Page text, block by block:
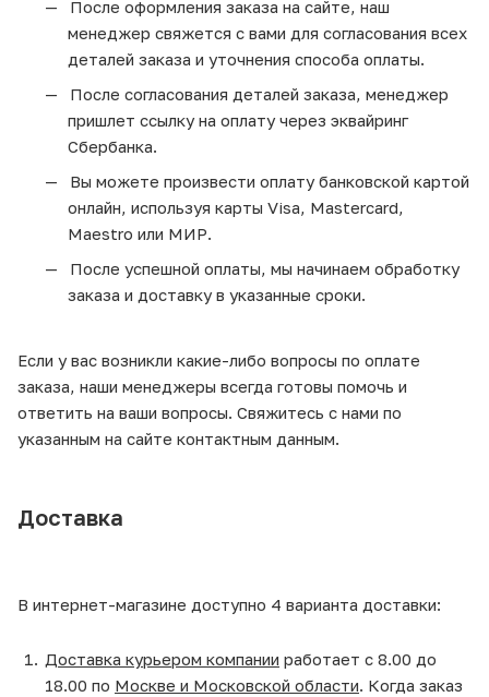
После оформления заказа на сайте, наш
менеджер свяжется с вами для согласования всех
деталей заказа и уточнения способа оплаты.
После согласования деталей заказа, менеджер
пришлет ссылку на оплату через эквайринг
Сбербанка.
Вы можете произвести оплату банковской картой
онлайн, используя карты Visa, Mastercard,
Maestro или МИР.
После успешной оплаты, мы начинаем обработку
заказа и доставку в указанные сроки.
Если у вас возникли какие-либо вопросы по оплате
заказа, наши менеджеры всегда готовы помочь и
ответить на ваши вопросы. Свяжитесь с нами по
указанным на сайте контактным данным.
Доставка
В интернет-магазине доступно 4 варианта доставки:
Доставка курьером компании работает с 8.00 до
18.00 по Москве и Московской области. Когда заказ